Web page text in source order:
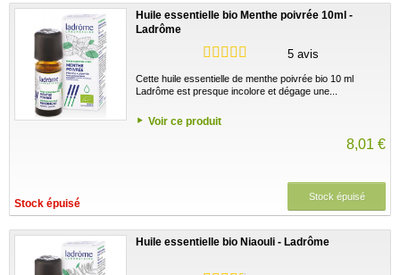
Huile essentielle bio Menthe poivrée 10ml -
Ladrôme
5 avis
Cette huile essentielle de menthe poivrée bio 10 ml
Ladrôme est presque incolore et dégage une...
Voir ce produit
8,01 €
Stock épuisé
Stock épuisé
Huile essentielle bio Niaouli - Ladrôme